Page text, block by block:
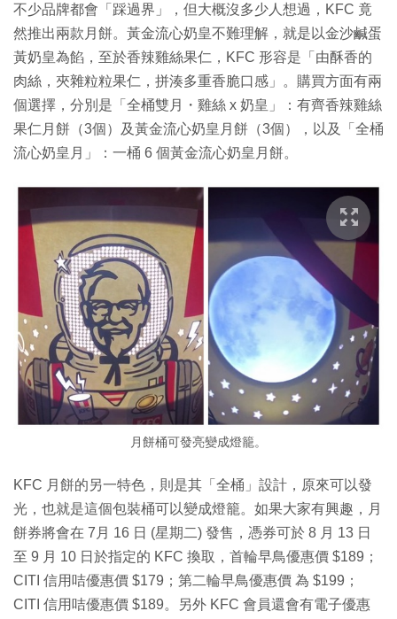
不少品牌都會「踩過界」，但大概沒多少人想過，KFC 竟
然推出兩款月餅。黃金流心奶皇不難理解，就是以金沙鹹蛋
黃奶皇為餡，至於香辣雞絲果仁，KFC 形容是「由酥香的
肉絲，夾雜粒粒果仁，拼湊多重香脆口感」。購買方面有兩
個選擇，分別是「全桶雙月・雞絲 x 奶皇」：有齊香辣雞絲
果仁月餅（3個）及黃金流心奶皇月餅（3個），以及「全桶
流心奶皇月」：一桶 6 個黃金流心奶皇月餅。
月餅桶可發亮變成燈籠。
KFC 月餅的另一特色，則是其「全桶」設計，原來可以發
光，也就是這個包裝桶可以變成燈籠。如果大家有興趣，月
餅券將會在 7月 16 日 (星期二) 發售，憑券可於 8 月 13 日
至 9 月 10 日於指定的 KFC 換取，首輪早鳥優惠價 $189；
CITI 信用咭優惠價 $179；第二輪早鳥優惠價 為 $199；
CITI 信用咭優惠價 $189。另外 KFC 會員還會有電子優惠